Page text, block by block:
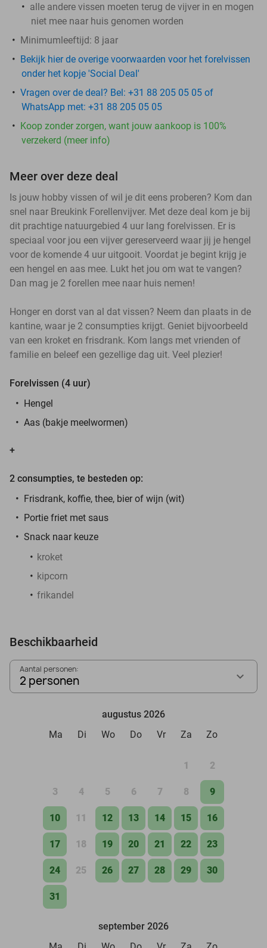
alle andere vissen moeten terug de vijver in en mogen
niet mee naar huis genomen worden
Minimumleeftijd: 8 jaar
Bekijk hier de overige voorwaarden voor het forelvissen
onder het kopje 'Social Deal'
Vragen over de deal? Bel: +31 88 205 05 05 of
WhatsApp met: +31 88 205 05 05
Koop zonder zorgen, want jouw aankoop is 100%
verzekerd (meer info)
Meer over deze deal
Is jouw hobby vissen of wil je dit eens proberen? Kom dan
snel naar Breukink Forellenvijver. Met deze deal kom je bij
dit prachtige natuurgebied 4 uur lang forelvissen. Er is
speciaal voor jou een vijver gereserveerd waar jij je hengel
voor de komende 4 uur uitgooit. Voordat je begint krijg je
een hengel en aas mee. Lukt het jou om wat te vangen?
Dan mag je 2 forellen mee naar huis nemen!
Honger en dorst van al dat vissen? Neem dan plaats in de
kantine, waar je 2 consumpties krijgt. Geniet bijvoorbeeld
van een kroket en frisdrank. Kom langs met vrienden of
familie en beleef een gezellige dag uit. Veel plezier!
Forelvissen (4 uur)
Hengel
Aas (bakje meelwormen)
+
2 consumpties, te besteden op:
Frisdrank, koffie, thee, bier of wijn (wit)
Portie friet met saus
Snack naar keuze
kroket
kipcorn
frikandel
Beschikbaarheid
Aantal personen:
2 personen
augustus 2026
Ma
Di Wo Do Vr Za Zo
1 2
3 4 5 6 7 8 9
10 11 12 13 14 15 16
17 18 19 20 21 22 23
24 25 26 27 28 29 30
31
september 2026